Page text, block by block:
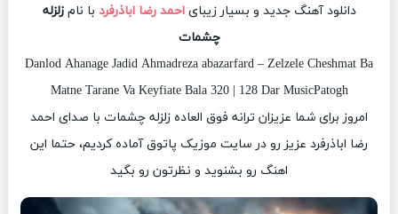
دانلود آهنگ جدید و بسیار زیبایاحمد رضا اباذرفرد با نامزلزله
چشمات
Danlod Ahanage Jadid Ahmadreza abazarfard – Zelzele Cheshmat Ba
Matne Tarane Va Keyfiate Bala 320 | 128 Dar MusicPatogh
امروز برای شما عزیزان ترانه فوق العاده زلزله چشمات با صدای احمد
رضا اباذرفرد عزیز رو در سایت موزیک پاتوق آماده کردیم، حتما این
اهنگ رو بشنوید و نظرتون رو بگید